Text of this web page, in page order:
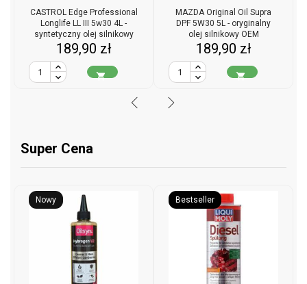
CASTROL Edge Professional
Longlife LL III 5w30 4L -
syntetyczny olej silnikowy
Cena
189,90 zł

MAZDA Original Oil Supra
DPF 5W30 5L - oryginalny
olej silnikowy OEM
Cena
189,90 zł

Super Cena
Nowy Bestseller